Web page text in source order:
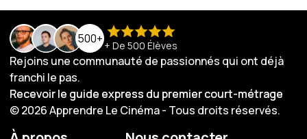
500+ + De 500 Élèves
Rejoins une communauté de passionnés qui ont déjà
franchi le pas.
Recevoir le guide express du premier court-métrage
Recevoir le guide express du premier court-métrage
© 2026 Apprendre Le Cinéma - Tous droits réservés.